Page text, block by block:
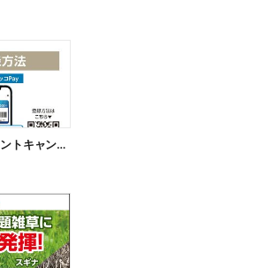
コッコPay登録方法/ポイントキャンペーン応募方法